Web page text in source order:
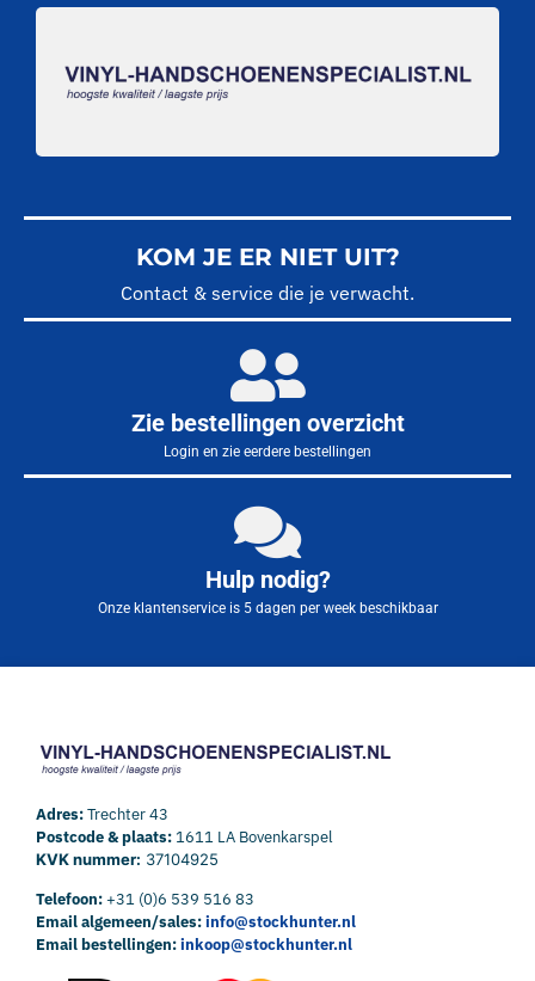
KOM JE ER NIET UIT?
Contact & service die je verwacht.
Zie bestellingen overzicht
Login en zie eerdere bestellingen
Hulp nodig?
Onze klantenservice is 5 dagen per week beschikbaar
Adres:Trechter 43
Postcode & plaats: 1611 LA Bovenkarspel
KVK nummer: 37104925
Telefoon:+31 (0)6 539 516 83
Email algemeen/sales:info@stockhunter.nl
Email bestellingen:inkoop@stockhunter.nl